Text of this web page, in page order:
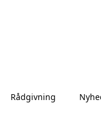
Rådgivning